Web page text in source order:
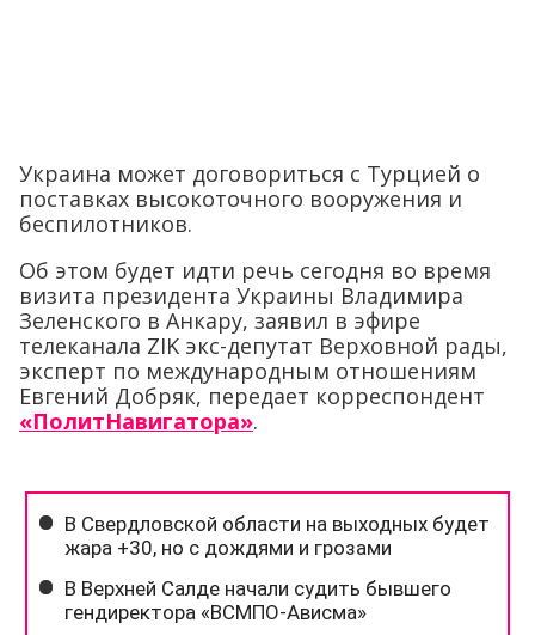
Украина может договориться с Турцией о
поставках высокоточного вооружения и
беспилотников.
Об этом будет идти речь сегодня во время
визита президента Украины Владимира
Зеленского в Анкару, заявил в эфире
телеканала ZIK экс-депутат Верховной рады,
эксперт по международным отношениям
Евгений Добряк, передает корреспондент
«ПолитНавигатора».